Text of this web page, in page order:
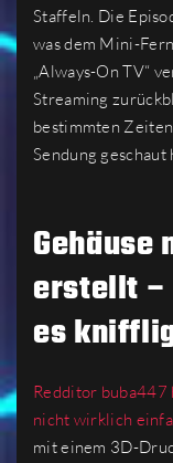
Staffeln. Die
was dem Mini-
„Always-On TV“
Streaming
bestimmten
Sendung geschaut
Gehäuse
erstellt –
es
Redditor buba447
nicht wirklich
mit einem 3D-